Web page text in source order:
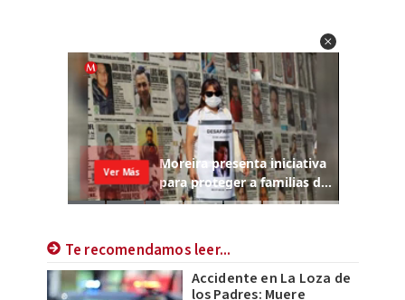
Te recomendamos leer...
Accidente en La Loza de
los Padres: Muere